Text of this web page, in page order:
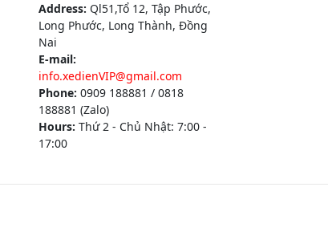
Address: Ql51,Tổ 12, Tập Phước,
Long Phước, Long Thành, Đồng
Nai
E-mail:
info.xedienVIP@gmail.com
Phone: 0909 188881 / 0818
188881 (Zalo)
Hours: Thứ 2 - Chủ Nhật: 7:00 -
17:00